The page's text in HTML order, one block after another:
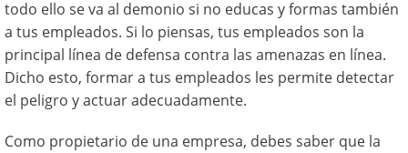
todo ello se va al demonio si no educas y formas también
a tus empleados. Si lo piensas, tus empleados son la
principal línea de defensa contra las amenazas en línea.
Dicho esto, formar a tus empleados les permite detectar
el peligro y actuar adecuadamente.
Como propietario de una empresa, debes saber que la